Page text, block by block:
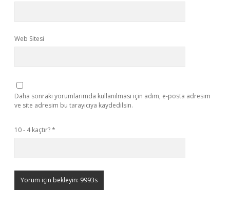
Web Sitesi
Daha sonraki yorumlarımda kullanılması için adım, e-posta adresim
ve site adresim bu tarayıcıya kaydedilsin.
10 - 4 kaçtır?*